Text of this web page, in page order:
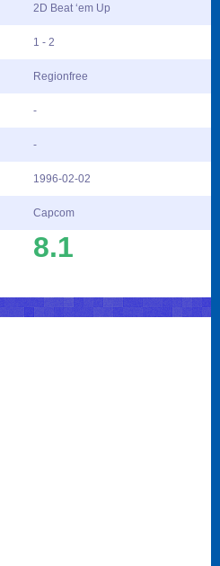
2D Beat ‘em Up
1 - 2
Regionfree
-
-
1996-02-02
Capcom
8.1